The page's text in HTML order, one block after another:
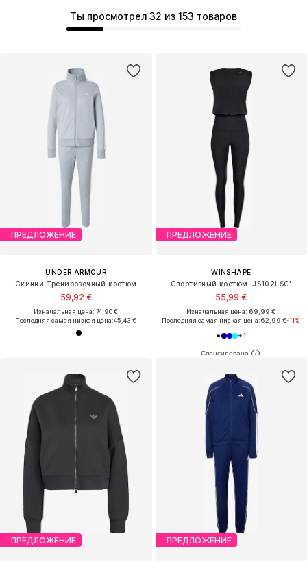
Ты просмотрел 32 из 153 товаров
ПРЕДЛОЖЕНИЕ
UNDER ARMOUR
Скинни Тренировочный костюм
59,92 €
Изначальная цена: 74,90 €
Последняя самая низкая цена:45,43 €
ПРЕДЛОЖЕНИЕ
WINSHAPE
Спортивный костюм 'JS102LSC'
55,99 €
Изначальная цена: 69,99 €
Последняя самая низкая цена:62,99 €-11%
+1
ПРЕДЛОЖЕНИЕ ПРЕДЛОЖЕНИЕ